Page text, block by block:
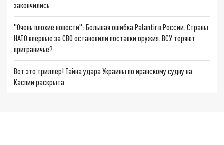
закончились
"Очень плохие новости": Большая ошибка Palantir в России. Страны
НАТО впервые за СВО остановили поставки оружия. ВСУ теряют
приграничье?
Вот это триллер! Тайна удара Украины по иранскому судну на
Каспии раскрыта